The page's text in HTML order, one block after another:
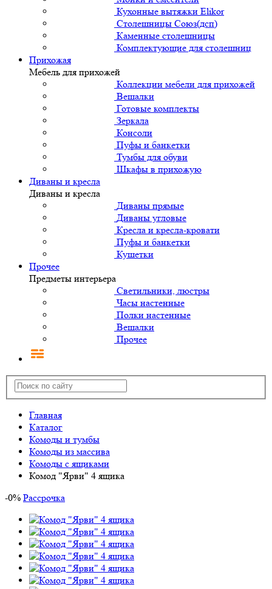
Кухонные вытяжки Elikor
Столешницы Союз(дсп)
Каменные столешницы
Комплектующие для столешниц
Прихожая
Мебель для прихожей
Коллекции мебели для прихожей
Вешалки
Готовые комплекты
Зеркала
Консоли
Пуфы и банкетки
Тумбы для обуви
Шкафы в прихожую
Диваны и кресла
Диваны и кресла
Диваны прямые
Диваны угловые
Кресла и кресла-кровати
Пуфы и банкетки
Кушетки
Прочее
Предметы интерьера
Светильники, люстры
Часы настенные
Полки настенные
Вешалки
Прочее
Главная
Каталог
Комоды и тумбы
Комоды из массива
Комоды с ящиками
Комод "Ярви" 4 ящика
-0% Рассрочка